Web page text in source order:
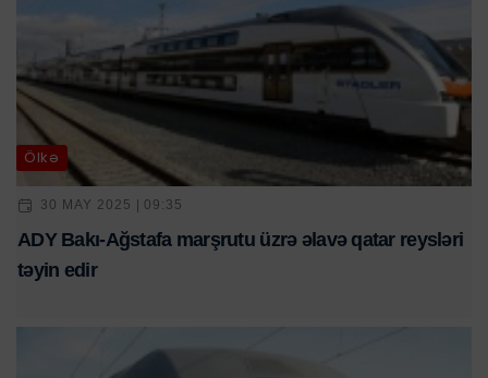
Ölkə
30 MAY 2025 | 09:35
ADY Bakı-Ağstafa marşrutu üzrə əlavə qatar reysləri
təyin edir